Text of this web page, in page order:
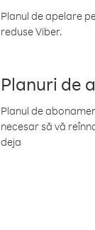
Planul de apelare
reduse Viber.
Planuri de
Planul de
necesar să vă
deja